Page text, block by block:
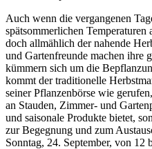
Auch wenn die vergangenen
spätsommerlichen
doch allmählich der nahende
und Gartenfreunde machen ihre
kümmern sich um die
kommt der traditionelle
seiner Pflanzenbörse wie
an Stauden, Zimmer- und
und saisonale Produkte bietet,
zur Begegnung und zum
Sonntag, 24. September, von 12